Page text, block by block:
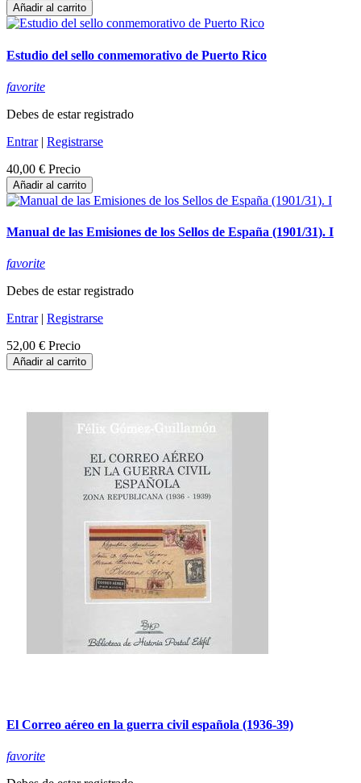
Añadir al carrito
Estudio del sello conmemorativo de Puerto Rico
favorite
Debes de estar registrado
Entrar| Registrarse
40,00 € Precio
Añadir al carrito
Manual de las Emisiones de los Sellos de España (1901/31). I
favorite
Debes de estar registrado
Entrar| Registrarse
52,00 € Precio
Añadir al carrito
El Correo aéreo en la guerra civil española (1936-39)
favorite